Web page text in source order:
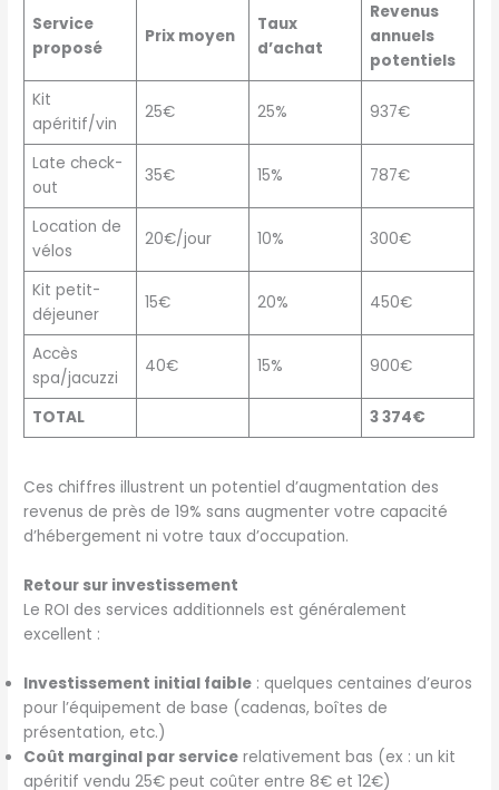
Service
proposé
Prix moyen
Taux
d’achat
Revenus
annuels
potentiels
Kit
apéritif/vin
25€ 25% 937€
Late check-
out
35€ 15% 787€
Location de
vélos
20€/jour 10% 300€
Kit petit-
déjeuner
15€ 20% 450€
Accès
spa/jacuzzi
40€ 15% 900€
TOTAL 3 374€
Ces chiffres illustrent un potentiel d’augmentation des
revenus de près de 19% sans augmenter votre capacité
d’hébergement ni votre taux d’occupation.
Retour sur investissement
Le ROI des services additionnels est généralement
excellent :
Investissement initial faible : quelques centaines d’euros
pour l’équipement de base (cadenas, boîtes de
présentation, etc.)
Coût marginal par service relativement bas (ex : un kit
apéritif vendu 25€ peut coûter entre 8€ et 12€)